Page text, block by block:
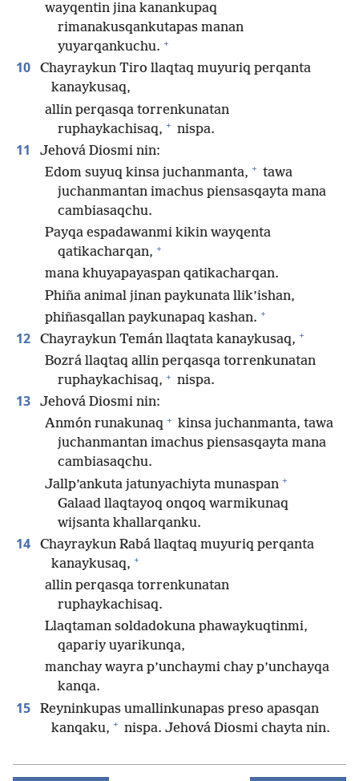
wayqentin jina kanankupaq
rimanakusqankutapas manan
yuyarqankuchu. +
10
Chayraykun Tiro llaqtaq muyuriq perqanta
kanaykusaq,
allin perqasqa torrenkunatan
ruphaykachisaq, + nispa.
11
Jehová Diosmi nin:
Edom suyuq kinsa juchanmanta, + tawa
juchanmantan imachus piensasqayta mana
cambiasaqchu.
Payqa espadawanmi kikin wayqenta
qatikacharqan, +
mana khuyapayaspan qatikacharqan.
Phiña animal jinan paykunata llik’ishan,
phiñasqallan paykunapaq kashan. +
12 Chayraykun Temán llaqtata kanaykusaq, +
Bozrá llaqtaq allin perqasqa torrenkunatan
ruphaykachisaq, + nispa.
13
Jehová Diosmi nin:
Anmón runakunaq + kinsa juchanmanta, tawa
juchanmantan imachus piensasqayta mana
cambiasaqchu.
Jallp’ankuta jatunyachiyta munaspan +
Galaad llaqtayoq onqoq warmikunaq
wijsanta khallarqanku.
14
Chayraykun Rabá llaqtaq muyuriq perqanta
kanaykusaq, +
allin perqasqa torrenkunatan
ruphaykachisaq.
Llaqtaman soldadokuna phawaykuqtinmi,
qapariy uyarikunqa,
manchay wayra p’unchaymi chay p’unchayqa
kanqa.
15
Reyninkupas umallinkunapas preso apasqan
kanqaku, + nispa. Jehová Diosmi chayta nin.